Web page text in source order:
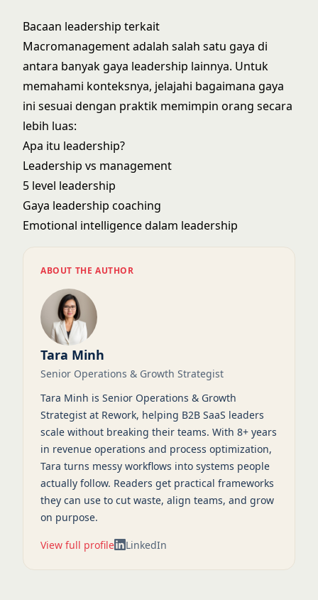
Bacaan leadership terkait
Macromanagement adalah salah satu gaya di
antara banyak gaya leadership lainnya. Untuk
memahami konteksnya, jelajahi bagaimana gaya
ini sesuai dengan praktik memimpin orang secara
lebih luas:
Apa itu leadership?
Leadership vs management
5 level leadership
Gaya leadership coaching
Emotional intelligence dalam leadership
ABOUT THE AUTHOR
Tara Minh
Senior Operations & Growth Strategist
Tara Minh is Senior Operations & Growth
Strategist at Rework, helping B2B SaaS leaders
scale without breaking their teams. With 8+ years
in revenue operations and process optimization,
Tara turns messy workflows into systems people
actually follow. Readers get practical frameworks
they can use to cut waste, align teams, and grow
on purpose.
View full profile LinkedIn